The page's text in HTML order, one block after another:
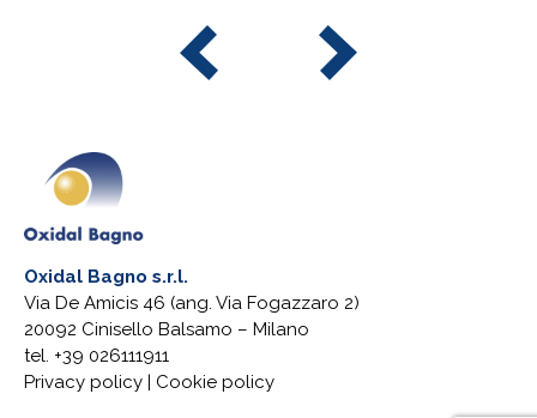
Oxidal Bagno s.r.l.
Via De Amicis 46 (ang. Via Fogazzaro 2)
20092 Cinisello Balsamo – Milano
tel. +39 026111911
Privacy policy | Cookie policy